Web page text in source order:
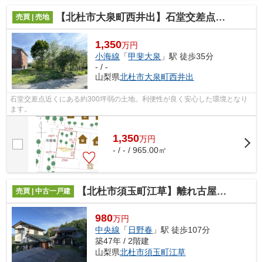
売買 | 売地 【北杜市大泉町西井出】石堂交差点近くにある広い土地
1,350万円
小海線 「甲斐大泉 」駅 徒歩35分
- / -
山梨県北杜市大泉町西井出
石堂交差点近くにある約300坪弱の土地。利便性が良く安心した環境となり
ます。
1,350万円
- / - / 965.00㎡
売買 | 中古一戸建 【北杜市須玉町江草】離れ古屋と家庭菜園付き物件
980万円
中央線 「日野春 」駅 徒歩107分
築47年 / 2階建
山梨県北杜市須玉町江草